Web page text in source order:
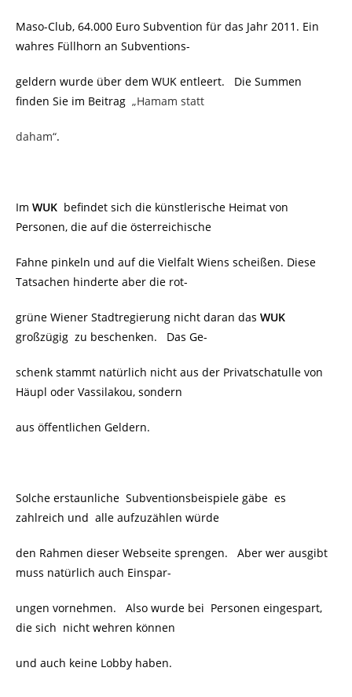
Maso-Club, 64.000 Euro Subvention für das Jahr 2011. Ein
wahres Füllhorn an Subventions-
geldern wurde über dem WUK entleert. Die Summen
finden Sie im Beitrag „Hamam statt
daham“.
Im WUK befindet sich die künstlerische Heimat von
Personen, die auf die österreichische
Fahne pinkeln und auf die Vielfalt Wiens scheißen. Diese
Tatsachen hinderte aber die rot-
grüne Wiener Stadtregierung nicht daran das WUK
großzügig zu beschenken. Das Ge-
schenk stammt natürlich nicht aus der Privatschatulle von
Häupl oder Vassilakou, sondern
aus öffentlichen Geldern.
Solche erstaunliche Subventionsbeispiele gäbe es
zahlreich und alle aufzuzählen würde
den Rahmen dieser Webseite sprengen. Aber wer ausgibt
muss natürlich auch Einspar-
ungen vornehmen. Also wurde bei Personen eingespart,
die sich nicht wehren können
und auch keine Lobby haben.